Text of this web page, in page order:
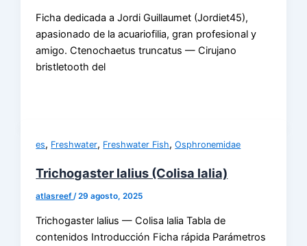
Ficha dedicada a Jordi Guillaumet (Jordiet45),
apasionado de la acuariofilia, gran profesional y
amigo. Ctenochaetus truncatus — Cirujano
bristletooth del
es, Freshwater, Freshwater Fish,Osphronemidae
Trichogaster lalius (Colisa lalia)
atlasreef/29 agosto, 2025
Trichogaster lalius — Colisa lalia Tabla de
contenidos Introducción Ficha rápida Parámetros